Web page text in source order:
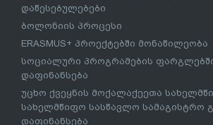
დაწესებულებები
ბოლონიის პროცესი
ERASMUS+ პროექტებში მონაწილეობა
სოციალური პროგრამების
დაფინანსება
უცხო ქვეყნის მოქალაქეეთა
სახელმწიფო სასწავლო სამაგისტრო
დაფინანსება